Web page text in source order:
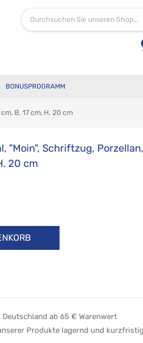
BONUSPROGRAMM
B. 17 cm, H. 20 cm
"Moin", Schriftzug, Porzellan,
20 cm
ab 65 € Warenwert
Produkte lagernd und